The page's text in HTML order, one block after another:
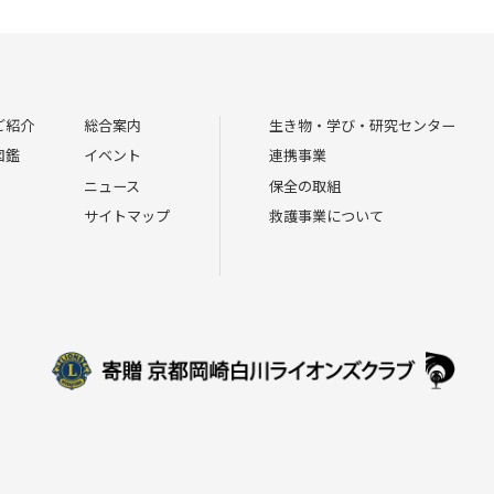
紹介
鑑
総合案内
イベント
ニュース
サイトマップ
生き物・学び・研究センター
連携事業
保全の取組
救護事業について